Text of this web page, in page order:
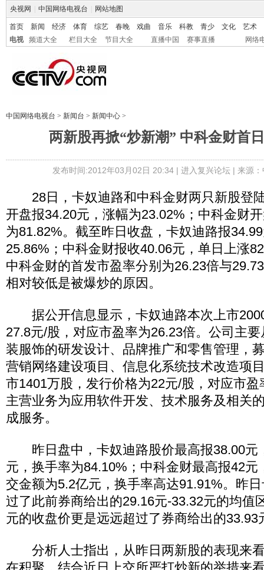
央视网 中国网络电视台 网站地图
首页 新闻 经济 体育 综艺 春晚 戏曲 音乐 科教 青少 文化
艺术
电视
频道大全 栏目大全 节目大全 直播中国 赛事直播 网络
中国网络电视台 > 新闻台 > 新闻中心 >
两新股再掀“炒新潮” 中科金财首
发布时间:2012年03月02日 20:34 | 进入复兴论坛| 来源
28日，卡奴迪路和中科金财两只新股登
开盘报34.20元，涨幅为23.02%；中科金财
为81.82%。截至昨日收盘，卡奴迪路报
25.86%；中科金财报收40.06元，单日上涨
中科金财的首发市盈率分别为26.23倍与
相对较低是被爆炒的原因。
据公开信息显示，卡奴迪路本次上市
27.8元/股，对应市盈率为26.23倍。公司主
装服饰的研发设计、品牌推广和零售管理，
营销网络建设项目、信息化系统技术改造项
市1401万股，发行价格为22元/股，对应市
主营业务为应用软件开发、技术服务及相关
成服务。
昨日盘中，卡奴迪路股价最高报38.00元
元，换手率为84.10%；中科金财最高报42元
交金额为5.2亿元，换手率高达91.91%。昨
过了此前券商给出的29.16元-33.32元的均值
元的收盘价更是远远超过了券商给出的33.93
分析人士指出，从昨日两新股的表现来